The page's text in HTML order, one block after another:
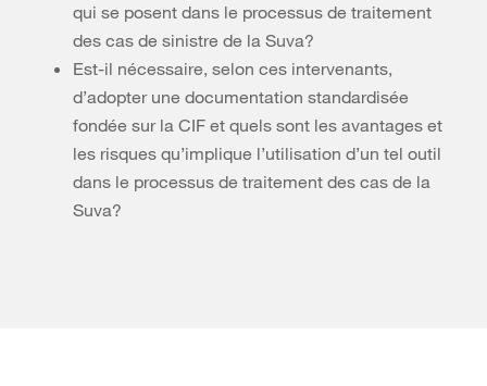
qui se posent dans le processus de traitement
des cas de sinistre de la Suva?
Est-il nécessaire, selon ces intervenants,
d’adopter une documentation standardisée
fondée sur la CIF et quels sont les avantages et
les risques qu’implique l’utilisation d’un tel outil
dans le processus de traitement des cas de la
Suva?